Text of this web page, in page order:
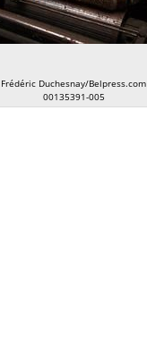
Frédéric Duchesnay/Belpress.com
00135391-005